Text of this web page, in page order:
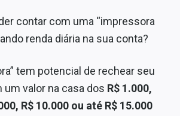
contar com uma “impressora
renda diária na sua conta?
tem potencial de rechear seu
valor na casa dos R$ 1.000,
R$ 10.000 ou até R$ 15.000